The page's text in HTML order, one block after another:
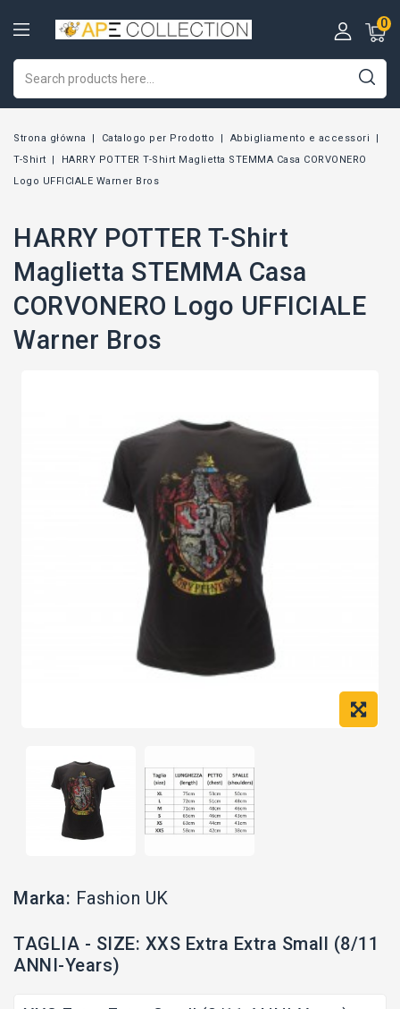
0
Strona główna Catalogo per Prodotto
Abbigliamento e accessori
T-Shirt
HARRY POTTER T-Shirt Maglietta STEMMA Casa CORVONERO
Logo UFFICIALE Warner Bros
HARRY POTTER T-Shirt
Maglietta STEMMA Casa
CORVONERO Logo UFFICIALE
Warner Bros
Marka: Fashion UK
TAGLIA - SIZE: XXS Extra Extra Small (8/11
ANNI-Years)